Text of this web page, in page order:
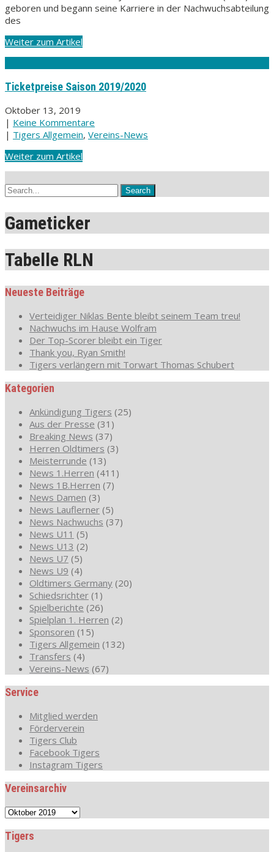
geboren und begann seine Karriere in der Nachwuchsabteilung
des
Weiter zum Artikel
Ticketpreise Saison 2019/2020
Oktober 13, 2019
| Keine Kommentare
| Tigers Allgemein, Vereins-News
Weiter zum Artikel
Gameticker
Tabelle RLN
Neueste Beiträge
Verteidiger Niklas Bente bleibt seinem Team treu!
Nachwuchs im Hause Wolfram
Der Top-Scorer bleibt ein Tiger
Thank you, Ryan Smith!
Tigers verlängern mit Torwart Thomas Schubert
Kategorien
Ankündigung Tigers (25)
Aus der Presse (31)
Breaking News (37)
Herren Oldtimers (3)
Meisterrunde (13)
News 1.Herren (411)
News 1B.Herren (7)
News Damen (3)
News Lauflerner (5)
News Nachwuchs (37)
News U11 (5)
News U13 (2)
News U7 (5)
News U9 (4)
Oldtimers Germany (20)
Schiedsrichter (1)
Spielberichte (26)
Spielplan 1. Herren (2)
Sponsoren (15)
Tigers Allgemein (132)
Transfers (4)
Vereins-News (67)
Service
Mitglied werden
Förderverein
Tigers Club
Facebook Tigers
Instagram Tigers
Vereinsarchiv
Vereinsarchiv
Tigers